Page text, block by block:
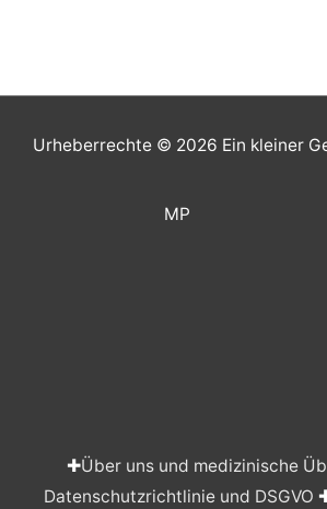
Urheberrechte © 2026 Ein kleiner
MP
✚Über uns und medizinische
Datenschutzrichtlinie und DSGVO